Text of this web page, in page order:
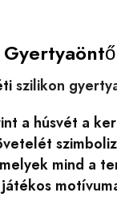
szilikon
a húsvét a
mind a